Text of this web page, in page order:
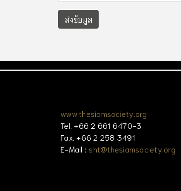
ส่งข้อมูล
www.thesiamsociety.org
Tel. +66 2 661 6470-3
Fax. +66 2 258 3491
E-Mail : sht@thesiamsociety.org